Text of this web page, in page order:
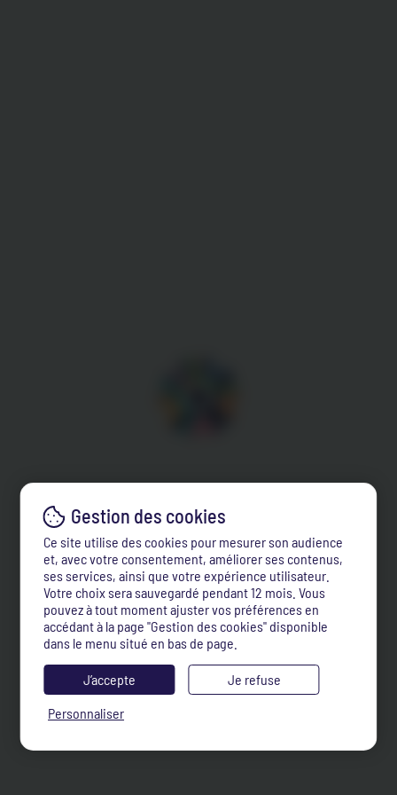
Ce site utilise des cookies pour mesurer son audience
et, avec votre consentement, améliorer ses contenus,
ses services, ainsi que votre expérience utilisateur.
Votre choix sera sauvegardé pendant 12 mois. Vous
pouvez à tout moment ajuster vos préférences en
accédant à la page "Gestion des cookies" disponible
dans le menu situé en bas de page.
J’accepte
Je refuse
Personnaliser